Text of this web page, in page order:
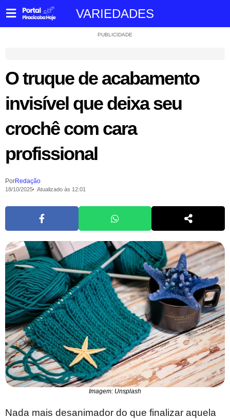
VARIEDADES
PUBLICIDADE
O truque de acabamento
invisível que deixa seu
crochê com cara
profissional
PorRedação
18/10/2025 Atualizado às 12:01
Imagem: Unsplash
Nada mais desanimador do que finalizar aquela